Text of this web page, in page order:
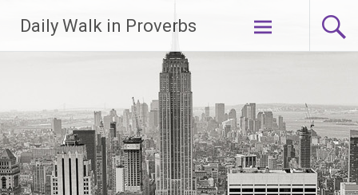
konten
Daily Walk in Proverbs